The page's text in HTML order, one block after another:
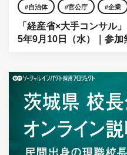
自治体 官公庁 企業
「経産省×大手コンサル
5年9月10日（水）｜参加